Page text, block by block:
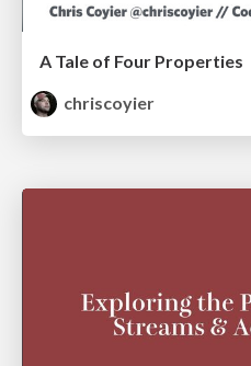
A Tale of Four Properties
chriscoyier